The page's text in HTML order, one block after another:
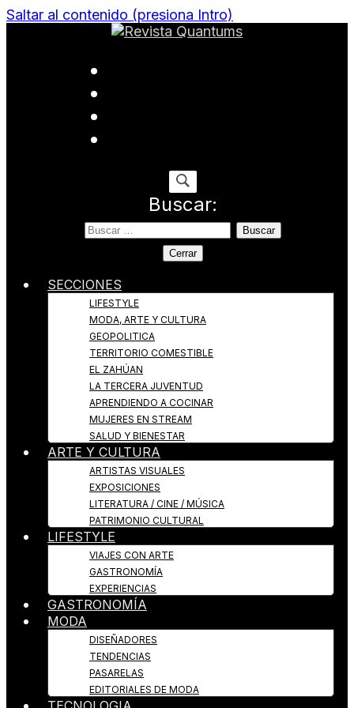
Saltar al contenido (presiona Intro)
Revista Quantums
Buscar:
Cerrar
SECCIONES
LIFESTYLE
MODA, ARTE Y CULTURA
GEOPOLITICA
TERRITORIO COMESTIBLE
EL ZAHÚAN
LA TERCERA JUVENTUD
APRENDIENDO A COCINAR
MUJERES EN STREAM
SALUD Y BIENESTAR
ARTE Y CULTURA
ARTISTAS VISUALES
EXPOSICIONES
LITERATURA / CINE / MÚSICA
PATRIMONIO CULTURAL
LIFESTYLE
VIAJES CON ARTE
GASTRONOMÍA
EXPERIENCIAS
GASTRONOMÍA
MODA
DISEÑADORES
TENDENCIAS
PASARELAS
EDITORIALES DE MODA